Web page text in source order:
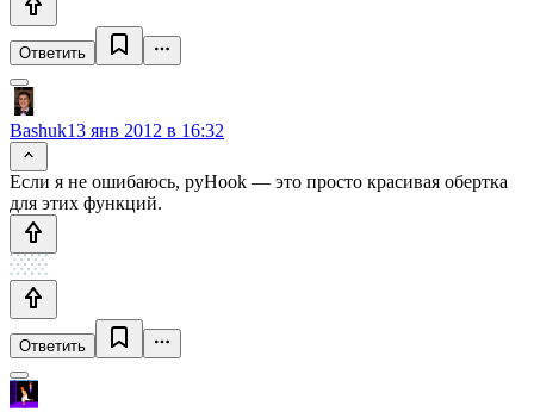
Ответить
Bashuk13 янв 2012 в 16:32
Если я не ошибаюсь, pyHook — это просто красивая обертка
для этих функций.
Ответить